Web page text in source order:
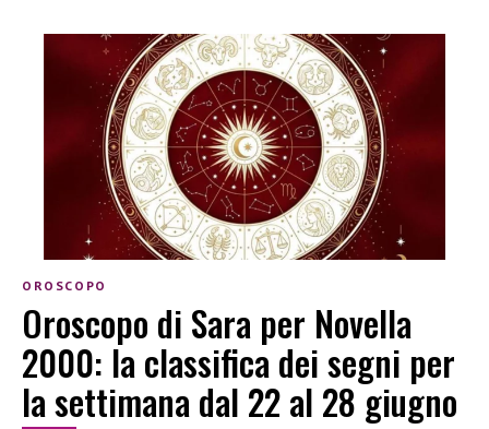
OROSCOPO
Oroscopo di Sara per Novella
2000: la classifica dei segni per
la settimana dal 22 al 28 giugno